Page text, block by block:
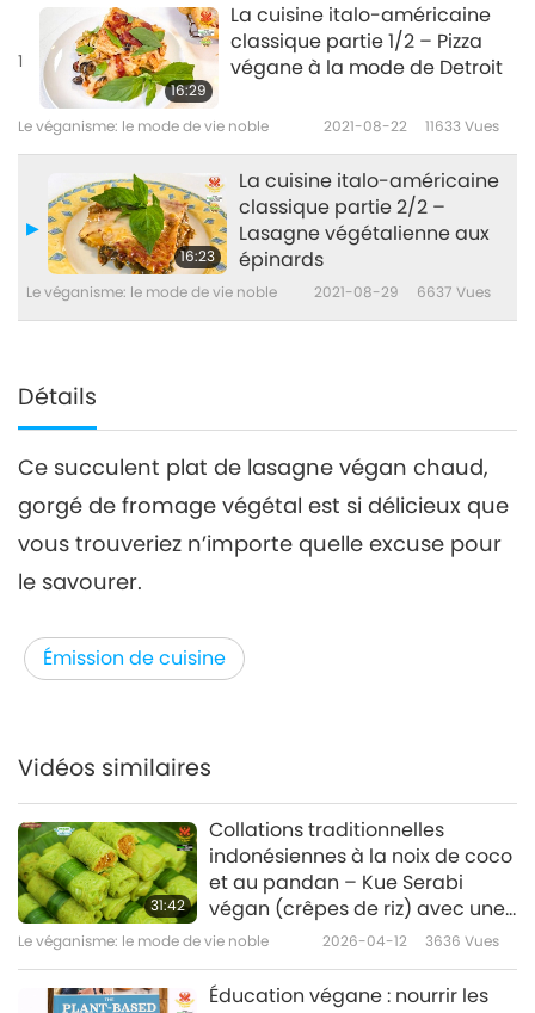
1
16:29
La cuisine italo-américaine
classique partie 1/2 – Pizza
végane à la mode de Detroit
Le véganisme: le mode de vie noble 2021-08-22 11633Vues
16:23
La cuisine italo-américaine
classique partie 2/2 –
Lasagne végétalienne aux
épinards
Le véganisme: le mode de vie noble 2021-08-29 6637 Vues
Détails
Ce succulent plat de lasagne végan chaud,
gorgé de fromage végétal est si délicieux que
vous trouveriez n’importe quelle excuse pour
le savourer.
Émission de cuisine
Vidéos similaires
31:42
Collations traditionnelles
indonésiennes à la noix de coco
et au pandan – Kue Serabi
végan (crêpes de riz) avec une
sauce au jacquier et au sucre
végan (crêpes roulées)
Le véganisme: le mode de vie noble 2026-04-12 3636 Vues
Éducation végane : nourrir les